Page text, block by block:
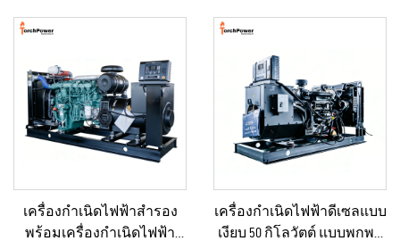
เครื่องกำเนิดไฟฟ้าสำรอง
พร้อมเครื่องกำเนิดไฟฟ้า
เครื่องกำเนิดไฟฟ้าดีเซลแบบ
เงียบ 50 กิโลวัตต์ แบบพกพา